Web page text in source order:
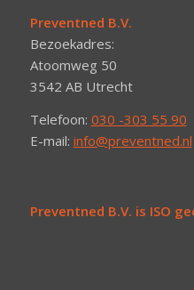
Preventned B.V.
Bezoekadres:
Atoomweg 50
3542 AB Utrecht
Telefoon: 030 -303 55 90
E-mail: info@preventned.nl
Preventned B.V. is ISO